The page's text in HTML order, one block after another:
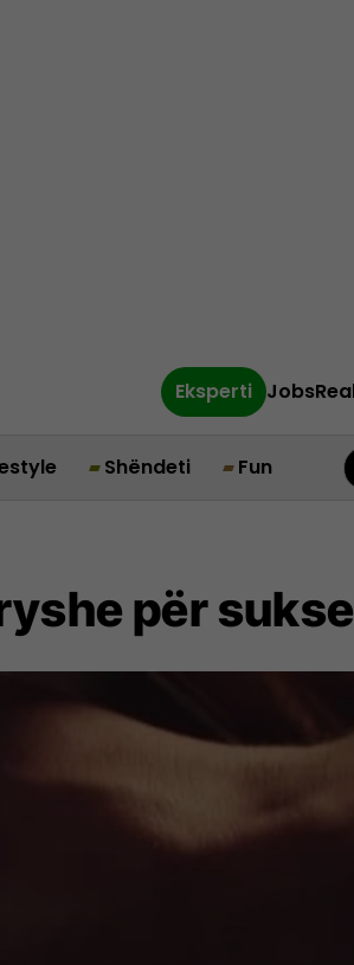
Eksperti Jobs
Shëndeti Fun
për